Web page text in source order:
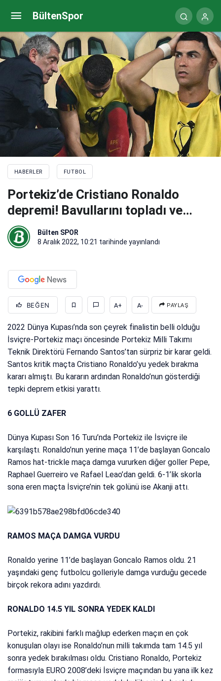
BültenSpor
HABERLER FUTBOL
Portekiz’de Cristiano Ronaldo
depremi! Bavullarını topladı ve…
Bülten SPOR
8 Aralık 2022, 10:21 tarihinde yayınlandı
BEĞEN A+ A- PAYLAŞ
2022 Dünya Kupası’nda son çeyrek finalistin belli olduğu
İsviçre-Portekiz maçı öncesinde Portekiz Milli Takımı
Teknik Direktörü Fernando Santos’tan sürpriz bir karar geldi.
Santos kritik maçta Cristiano Ronaldo’yu yedek bırakma
kararı almıştı. Bu kararın ardından Ronaldo’nun gösterdiği
tepki deprem etkisi yarattı.
6 GOLLÜ ZAFER
Dünya Kupası Son 16 Turu’nda Portekiz ile İsviçre ile
karşılaştı. Ronaldo’nun yerine maça 11’de başlayan Goncalo
Ramos hat-trickle maça damga vururken diğer goller Pepe,
Raphael Guerreiro ve Rafael Leao’dan geldi. 6-1’lik skorla
sona eren maçta İsviçre’nin tek golünü ise Akanji attı.
RAMOS MAÇA DAMGA VURDU
Ronaldo yerine 11’de başlayan Goncalo Ramos oldu. 21
yaşındaki genç futbolcu golleriyle damga vurduğu gecede
birçok rekora adını yazdırdı.
RONALDO 14.5 YIL SONRA YEDEK KALDI
Portekiz, rakibini farklı mağlup ederken maçın en çok
konuşulan olayı ise Ronaldo’nun milli takımda tam 14.5 yıl
sonra yedek bırakılması oldu. Cristiano Ronaldo, Portekiz
formasıyla EURO 2008’deki İsviçre maçından bu yana ilk kez
Göztepe, seyircisinden yoksun ilk maçına çıkıyor